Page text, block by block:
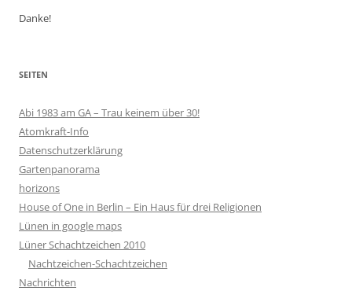
Danke!
SEITEN
Abi 1983 am GA – Trau keinem über 30!
Atomkraft-Info
Datenschutzerklärung
Gartenpanorama
horizons
House of One in Berlin – Ein Haus für drei Religionen
Lünen in google maps
Lüner Schachtzeichen 2010
Nachtzeichen-Schachtzeichen
Nachrichten